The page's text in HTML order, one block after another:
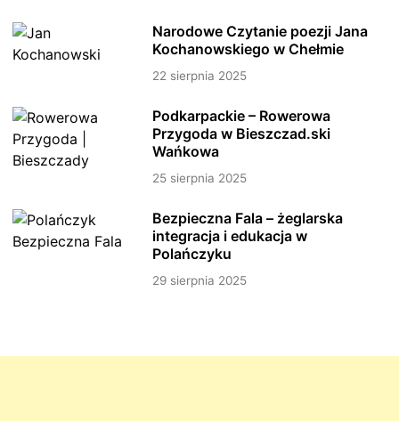
Narodowe Czytanie poezji Jana
Kochanowskiego w Chełmie
22 sierpnia 2025
Podkarpackie – Rowerowa
Przygoda w Bieszczad.ski
Wańkowa
25 sierpnia 2025
Bezpieczna Fala – żeglarska
integracja i edukacja w
Polańczyku
29 sierpnia 2025